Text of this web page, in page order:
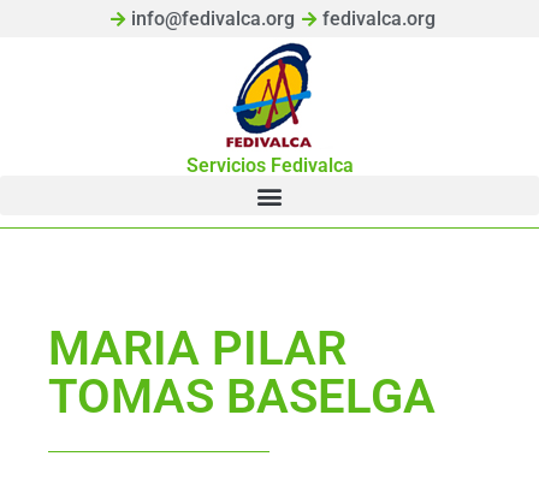
info@fedivalca.org fedivalca.org
Servicios Fedivalca
MARIA PILAR
TOMAS BASELGA